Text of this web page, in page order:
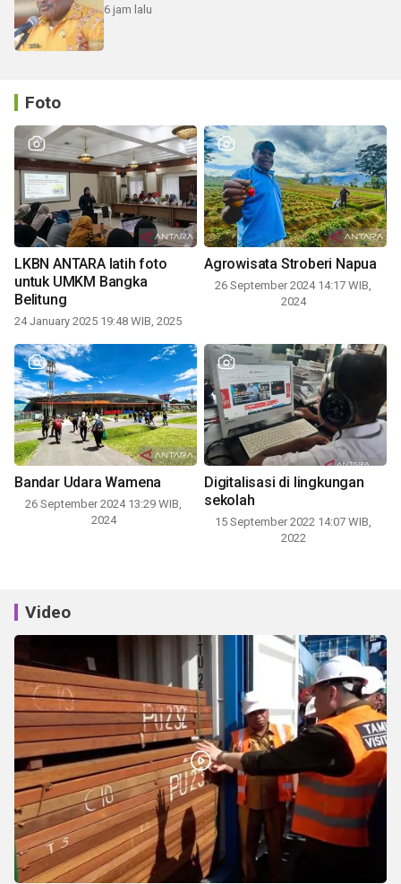
6 jam lalu
Foto
LKBN ANTARA latih foto
untuk UMKM Bangka
Belitung
24 January 2025 19:48 WIB, 2025
Agrowisata Stroberi Napua
26 September 2024 14:17 WIB,
2024
Bandar Udara Wamena
26 September 2024 13:29 WIB,
2024
Digitalisasi di lingkungan
sekolah
15 September 2022 14:07 WIB,
2022
Video